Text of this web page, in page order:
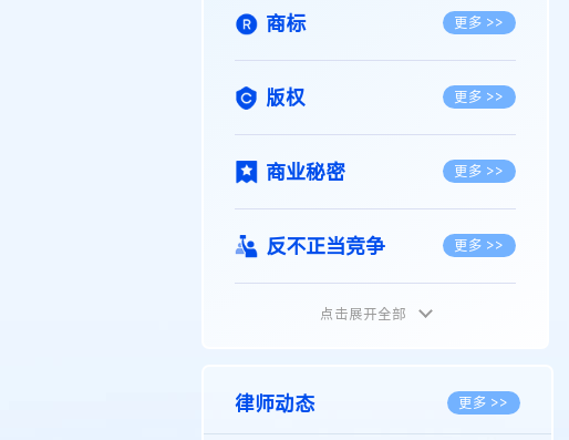
商标 更多 >>
版权 更多 >>
商业秘密 更多 >>
反不正当竞争 更多 >>
植物新品种
地理标志 更多 >>
点击展开全部
律师动态 更多 >>